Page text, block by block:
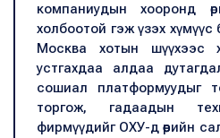
компаниудын хооронд
холбоотой гэж үзэх
Москва хотын шүүхээс
устгахдаа алдаа
сошиал платформуудыг
торгож, гадаадын
фирмүүдийг ОХУ-д өөрийн